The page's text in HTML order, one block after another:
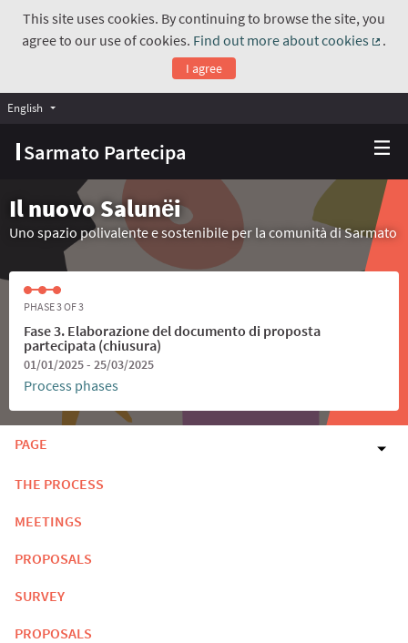
This site uses cookies. By continuing to browse the site, you
agree to our use of cookies. Find out more about cookies
.
I agree
Sarmato Partecipa
English Choose language
Il nuovo Salunёi
Uno spazio polivalente e sostenibile per la comunità di Sarmato
PHASE 3 OF 3
Fase 3. Elaborazione del documento di proposta
partecipata (chiusura)
01/01/2025 - 25/03/2025
Process phases
PAGE
THE PROCESS
MEETINGS
PROPOSALS
SURVEY
PROPOSALS